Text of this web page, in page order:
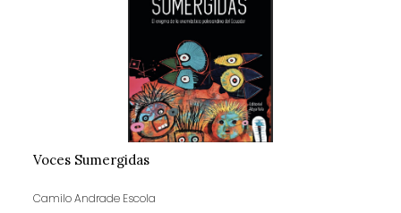
Voces Sumergidas
Camilo Andrade Escola